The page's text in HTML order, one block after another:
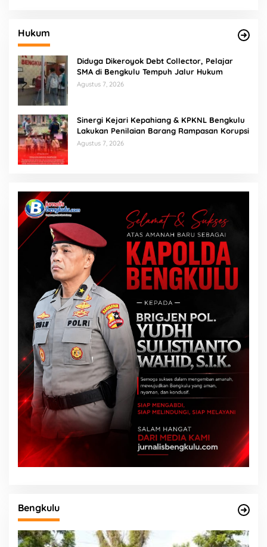
Hukum
Diduga Dikeroyok Debt Collector, Pelajar
SMA di Bengkulu Tempuh Jalur Hukum
Agustus 7, 2026
Sinergi Kejari Kepahiang & KPKNL Bengkulu
Lakukan Penilaian Barang Rampasan Korupsi
Agustus 7, 2026
Bengkulu